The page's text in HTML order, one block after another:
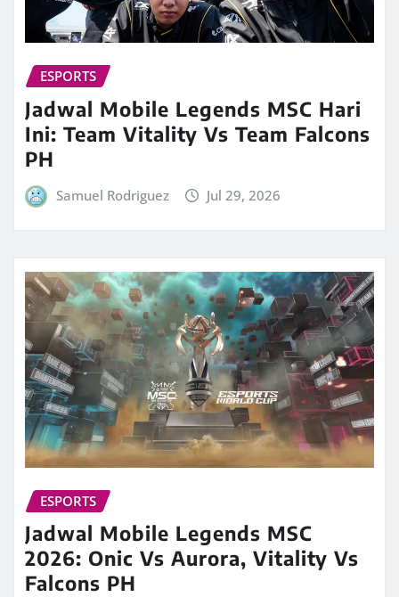
ESPORTS
Jadwal Mobile Legends MSC Hari
Ini: Team Vitality Vs Team Falcons
PH
Samuel Rodriguez Jul 29, 2026
ESPORTS
Jadwal Mobile Legends MSC
2026: Onic Vs Aurora, Vitality Vs
Falcons PH